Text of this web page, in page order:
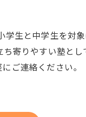
生と中学生を対
寄りやすい塾と
ご連絡ください。